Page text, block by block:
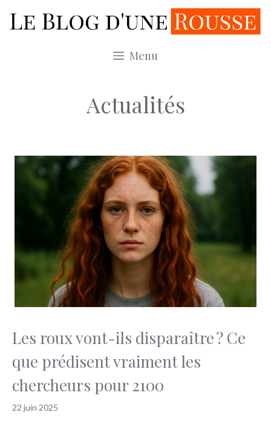
au
Menu
Actualités
Les roux vont-ils disparaître ? Ce
que prédisent vraiment les
chercheurs pour 2100
22 juin 2025